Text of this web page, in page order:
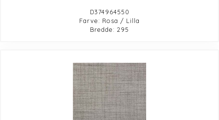
D374964550
Farve: Rosa / Lilla
Bredde: 295